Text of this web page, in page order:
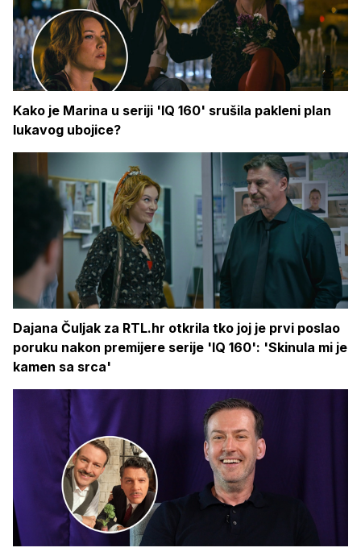
Kako je Marina u seriji 'IQ 160' srušila pakleni plan
lukavog ubojice?
Dajana Čuljak za RTL.hr otkrila tko joj je prvi poslao
poruku nakon premijere serije 'IQ 160': 'Skinula mi je
kamen sa srca'